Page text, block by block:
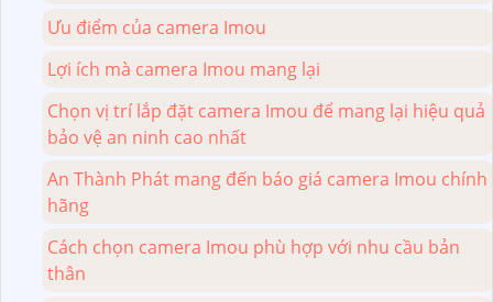
Ưu điểm của camera Imou
Lợi ích mà camera Imou mang lại
Chọn vị trí lắp đặt camera Imou để mang lại hiệu quả
bảo vệ an ninh cao nhất
An Thành Phát mang đến báo giá camera Imou chính
hãng
Cách chọn camera Imou phù hợp với nhu cầu bản
thân